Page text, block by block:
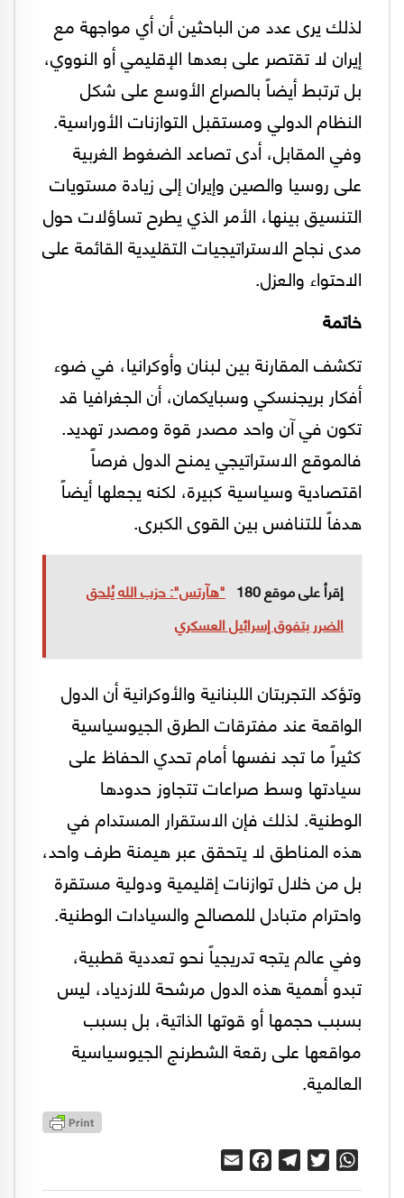
لذلك يرى عدد من الباحثين أن أي مواجهة مع
إيران لا تقتصر على بعدها الإقليمي أو النووي،
بل ترتبط أيضاً بالصراع الأوسع على شكل
النظام الدولي ومستقبل التوازنات الأوراسية.
وفي المقابل، أدى تصاعد الضغوط الغربية
على روسيا والصين وإيران إلى زيادة مستويات
التنسيق بينها، الأمر الذي يطرح تساؤلات حول
مدى نجاح الاستراتيجيات التقليدية القائمة على
الاحتواء والعزل.
خاتمة
تكشف المقارنة بين لبنان وأوكرانيا، في ضوء
أفكار بريجنسكي وسبايكمان، أن الجغرافيا قد
تكون في آن واحد مصدر قوة ومصدر تهديد.
فالموقع الاستراتيجي يمنح الدول فرصاً
اقتصادية وسياسية كبيرة، لكنه يجعلها أيضاً
هدفاً للتنافس بين القوى الكبرى.
إقرأ على موقع 180
"هآرتس": حزب الله يُلحق
الضرر بتفوق إسرائيل العسكري
وتؤكد التجربتان اللبنانية والأوكرانية أن الدول
الواقعة عند مفترقات الطرق الجيوسياسية
كثيراً ما تجد نفسها أمام تحدي الحفاظ على
سيادتها وسط صراعات تتجاوز حدودها
الوطنية. لذلك فإن الاستقرار المستدام في
هذه المناطق لا يتحقق عبر هيمنة طرف واحد،
بل من خلال توازنات إقليمية ودولية مستقرة
واحترام متبادل للمصالح والسيادات الوطنية.
وفي عالم يتجه تدريجياً نحو تعددية قطبية،
تبدو أهمية هذه الدول مرشحة للازدياد، ليس
بسبب حجمها أو قوتها الذاتية، بل بسبب
مواقعها على رقعة الشطرنج الجيوسياسية
العالمية.
WhatsApp
Twitter
Telegram
Facebook